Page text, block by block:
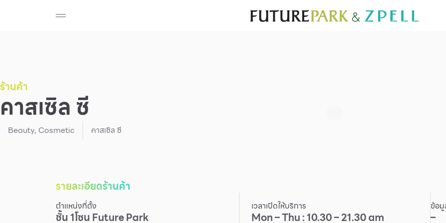
สำหรับนักท่องเที่ยว มีอะไรใหม่ แผนผังร้านค้า
Furniture
ร้านค้า
คาสเซิล ซี
Beauty, Cosmetic คาสเซิล ซี
รายละเอียดร้านค้า
ตำแหน่งที่ตั้ง
ชั้น1โซนFuture Park
เวลาเปิดให้บริการ
Mon – Thu : 10.30 – 21.30 am
ข้อ
–